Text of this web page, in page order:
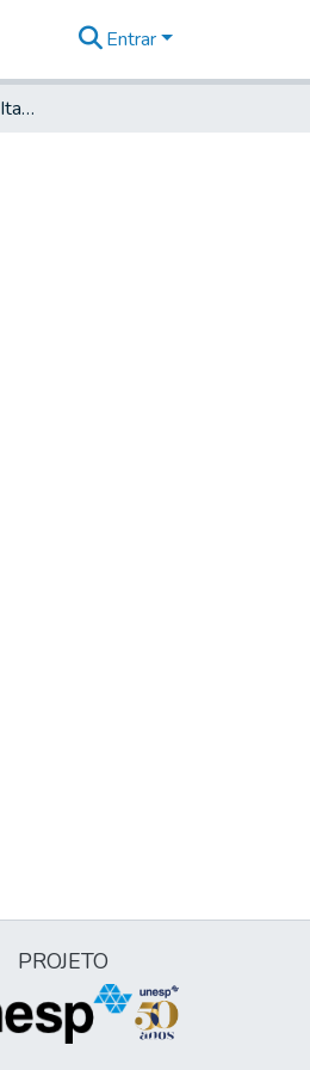
Entrar
Para o Juiz Ordinário de Itapetininga Gaspar Correya e Moraes
PROJETO